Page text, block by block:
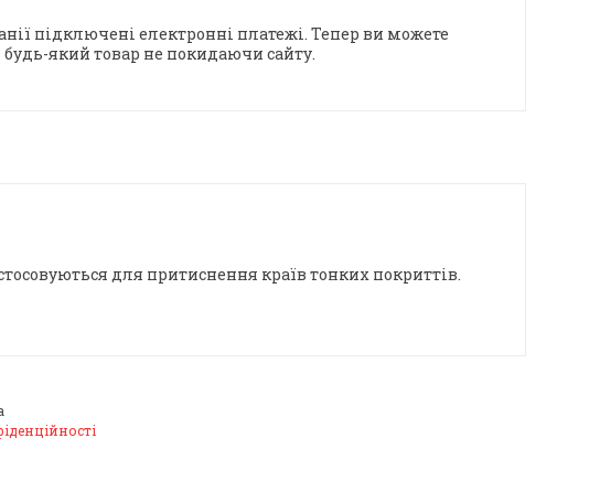
підключені електронні платежі. Тепер ви можете
який товар не покидаючи сайту.
для притиснення країв тонких покриттів.